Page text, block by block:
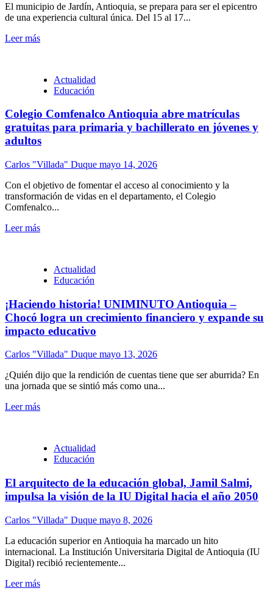
El municipio de Jardín, Antioquia, se prepara para ser el epicentro
de una experiencia cultural única. Del 15 al 17...
Leer más
Actualidad
Educación
Colegio Comfenalco Antioquia abre matrículas
gratuitas para primaria y bachillerato en jóvenes y
adultos
Carlos "Villada" Duque mayo 14, 2026
Con el objetivo de fomentar el acceso al conocimiento y la
transformación de vidas en el departamento, el Colegio
Comfenalco...
Leer más
Actualidad
Educación
¡Haciendo historia! UNIMINUTO Antioquia –
Chocó logra un crecimiento financiero y expande su
impacto educativo
Carlos "Villada" Duque mayo 13, 2026
¿Quién dijo que la rendición de cuentas tiene que ser aburrida? En
una jornada que se sintió más como una...
Leer más
Actualidad
Educación
El arquitecto de la educación global, Jamil Salmi,
impulsa la visión de la IU Digital hacia el año 2050
Carlos "Villada" Duque mayo 8, 2026
La educación superior en Antioquia ha marcado un hito
internacional. La Institución Universitaria Digital de Antioquia (IU
Digital) recibió recientemente...
Leer más